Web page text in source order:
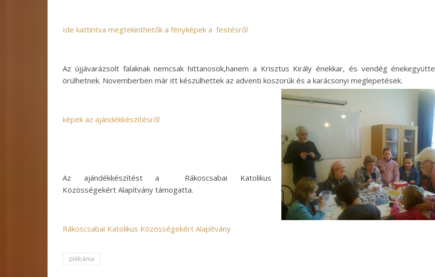
Ide kattintva megtekinthetők a fényképek a festésről
Az újjávarázsolt falaknak nemcsak hittanosok,hanem a Krisztus Király énekkar, és vendég
örülhetnek. Novemberben már itt készülhettek az adventi koszorúk és a karácsonyi meglepetések.
képek az ajándékkészítésről
Az ajándékkészítést a Rákoscsabai Katolikus
Közösségekért Alapítvány támogatta.
Rákoscsabai Katolikus Közösségekért Alapítvány
plébánia